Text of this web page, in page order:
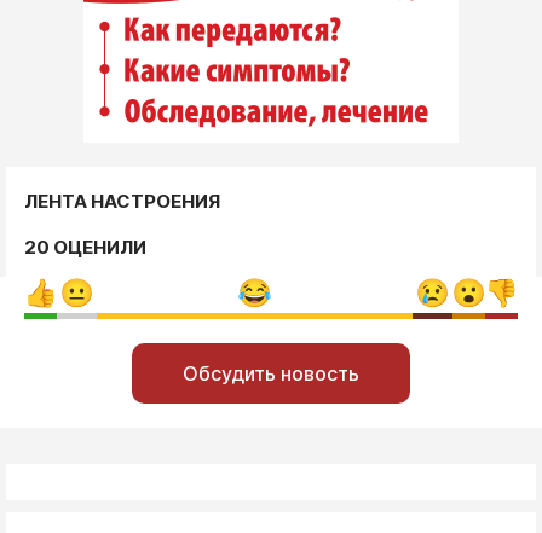
ЛЕНТА НАСТРОЕНИЯ
20 ОЦЕНИЛИ
Обсудить новость